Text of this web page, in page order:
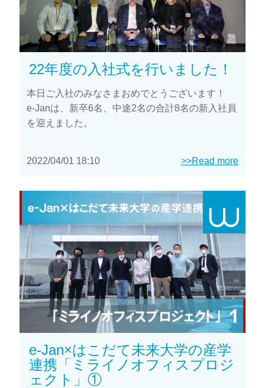
22年度の入社式を行いました！
本日ご入社のみなさまおめでとうございます！
e-Janは、新卒6名、中途2名の合計8名の新入社員
を迎えました。
2022/04/01 18:10 >>Read more
e-Jan×はこだて未来大学の産学
連携「ミライノオフィスプロジ
ェクト」①